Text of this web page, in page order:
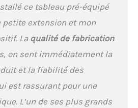
ce tableau pré-équipé
petite extension et mon
La qualité de fabrication
on sent immédiatement la
et la fiabilité des
est rassurant pour une
L’un de ses plus grands